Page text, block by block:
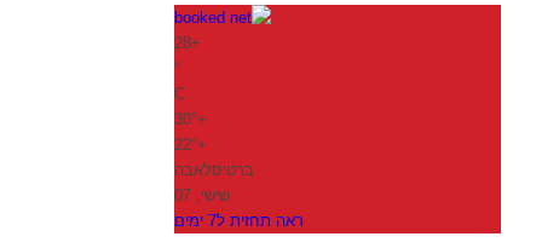
+
28
°
C
+
30°
+
22°
ברטיסלאבה
שישי, 07
ראה תחזית ל7 ימים